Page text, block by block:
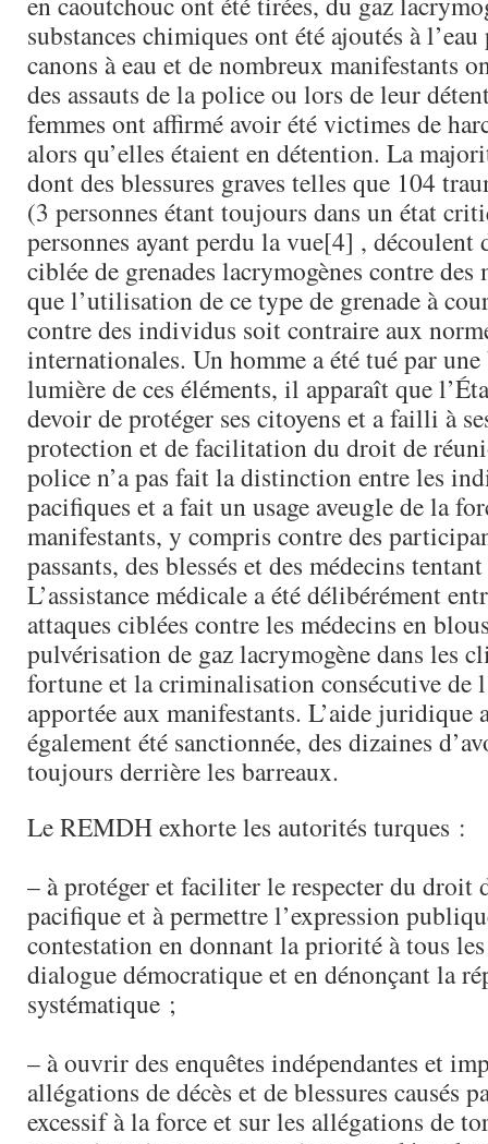
substances chimiques ont été ajoutés à
canons à eau et de nombreux manifestants
des assauts de la police ou lors de leur
femmes ont affirmé avoir été victimes de
alors qu’elles étaient en détention. La
dont des blessures graves telles que 104
(3 personnes étant toujours dans un état
personnes ayant perdu la vue[4] ,
ciblée de grenades lacrymogènes contre des
que l’utilisation de ce type de grenade à
contre des individus soit contraire aux
internationales. Un homme a été tué par
lumière de ces éléments, il apparaît que
devoir de protéger ses citoyens et a failli à
protection et de facilitation du droit de
police n’a pas fait la distinction entre les
pacifiques et a fait un usage aveugle de la
manifestants, y compris contre des
passants, des blessés et des médecins
L’assistance médicale a été délibérément
attaques ciblées contre les médecins en
pulvérisation de gaz lacrymogène dans les
fortune et la criminalisation consécutive de
apportée aux manifestants. L’aide juridique
également été sanctionnée, des dizaines
toujours derrière les barreaux.
Le REMDH exhorte les autorités turques :
– à protéger et faciliter le respecter du droit
pacifique et à permettre l’expression
contestation en donnant la priorité à tous
dialogue démocratique et en dénonçant la
systématique ;
– à ouvrir des enquêtes indépendantes et
allégations de décès et de blessures causés
excessif à la force et sur les allégations de